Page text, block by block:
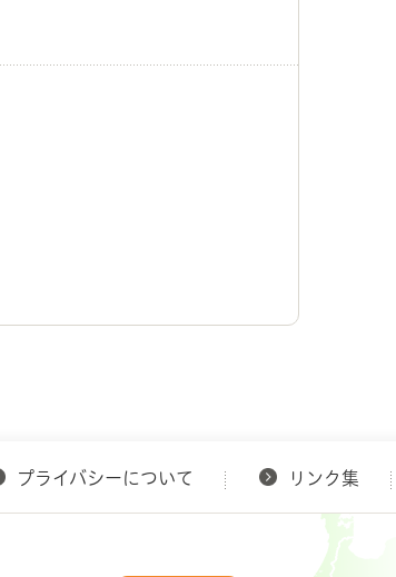
プライバシーについて リンク集